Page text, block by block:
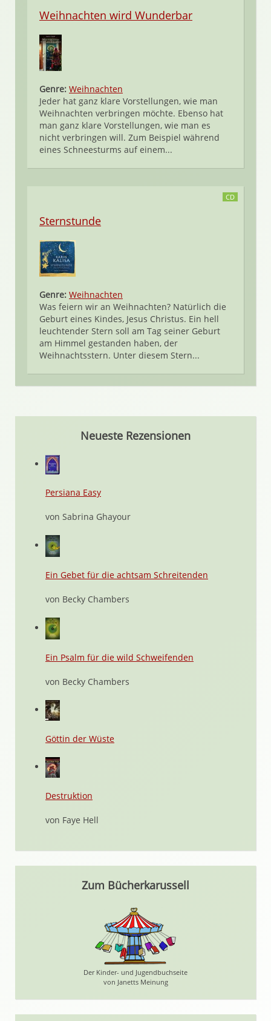
Weihnachten wird Wunderbar
Genre: Weihnachten
Jeder hat ganz klare Vorstellungen, wie man
Weihnachten verbringen möchte. Ebenso hat
man ganz klare Vorstellungen, wie man es
nicht verbringen will. Zum Beispiel während
eines Schneesturms auf einem...
CD
Sternstunde
Genre: Weihnachten
Was feiern wir an Weihnachten? Natürlich die
Geburt eines Kindes, Jesus Christus. Ein hell
leuchtender Stern soll am Tag seiner Geburt
am Himmel gestanden haben, der
Weihnachtsstern. Unter diesem Stern...
Neueste Rezensionen
Persiana Easy
von Sabrina Ghayour
Ein Gebet für die achtsam Schreitenden
von Becky Chambers
Ein Psalm für die wild Schweifenden
von Becky Chambers
Göttin der Wüste
Destruktion
von Faye Hell
Zum Bücherkarussell
Der Kinder- und Jugendbuchseite
von Janetts Meinung